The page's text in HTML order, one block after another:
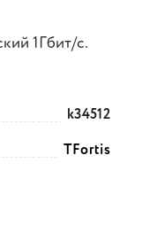
1Гбит/с.
k34512
TFortis